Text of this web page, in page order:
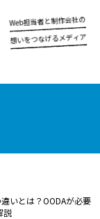
Web担当者と制作会社の
想いをつなげるメディア
いとは？OODAが必要
説